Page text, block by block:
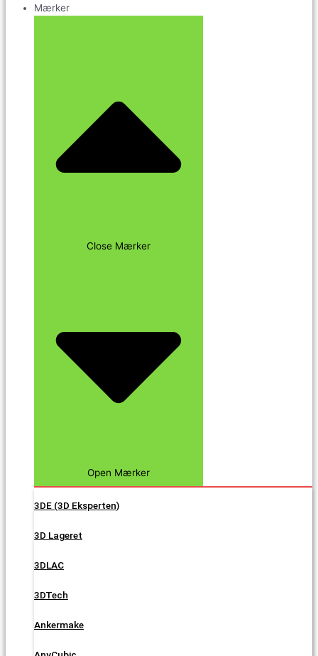
Mærker
Close Mærker
Open Mærker
3DE (3D Eksperten)
3D Lageret
3DLAC
3DTech
Ankermake